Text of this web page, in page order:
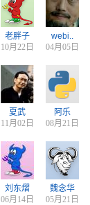
老胖子
10月22日
webi..
04月05日
夏武
11月02日
阿乐
08月21日
刘东熠
06月14日
魏念华
05月21日